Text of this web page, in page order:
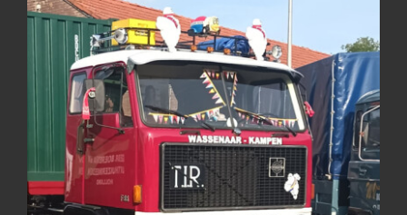
Frieling Koos – Klazienaveen
Leeuwen van Joop – Leek